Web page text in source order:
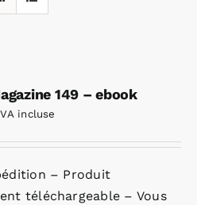
149 – ebook
incluse
– Produit
téléchargeable – Vous